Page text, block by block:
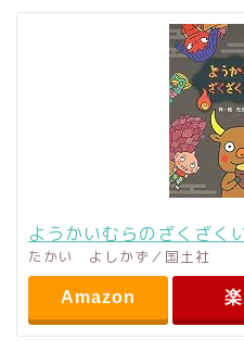
ようかいむらのざくざく
たかい よしかず／国土社
Amazon